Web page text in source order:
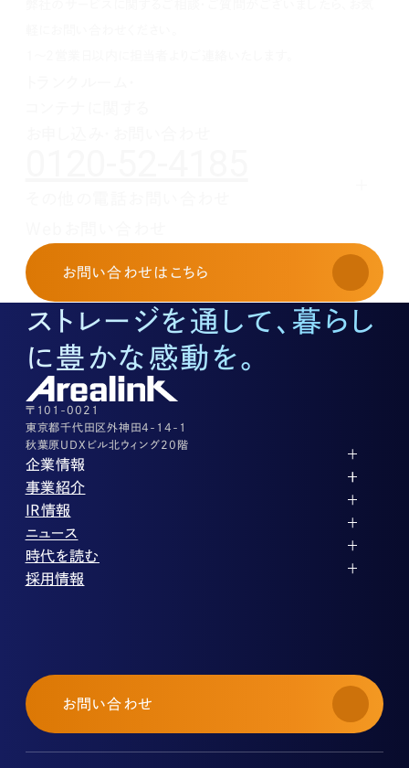
お申し込み・お問い合わせ
03-3526-8568
土地活用に関するお問い合わせ
03-3526-8574
底地に関するお問い合わせ
03-3526-8572
株式に関するお問い合わせ
03-3526-8556
その他上記に当てはまらない案件等
03-3526-8556
お問い合わせ はこちら
ストレージを通して、暮らし
に豊かな感動を。
〒101-0021
東京都千代田区外神田4-14-1
秋葉原UDXビル北ウィング20階
企業情報
代表メッセージ
企業理念
会社概要
役員紹介
沿革
コーポレートガバナンス
事業紹介
ストレージ事業
パートナー制度
ストレージライフ
土地権利整備事業
オフィス事業
アセット事業
IR情報
IRカレンダー
中期経営計画
事業等のリスク
株式・株主情報
個人投資家の皆様へ
よくある質問・用語集
IRメール登録
免責事項
ニュース
PR
IR
時代を読む
投稿一覧
採用情報
採用エントリー
お問い合わせ